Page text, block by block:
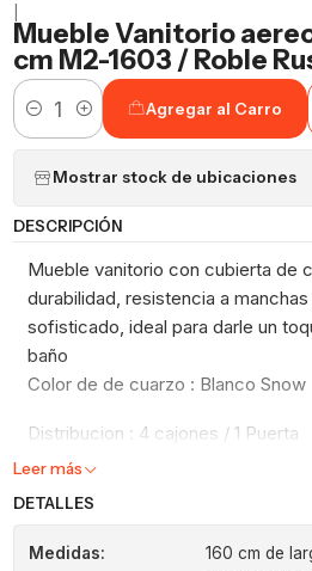
Mueble Vanitorio
cm M2-1603 / Roble
Cantidad
Agregar al Carro
Mostrar stock de ubicaciones
DESCRIPCIÓN
Mueble vanitorio con cubierta de
durabilidad, resistencia a
sofisticado, ideal para darle un
baño
Color de de cuarzo : Blanco Snow
Distribucion : 4 cajones / 1 Puerta
Leer más
DETALLES
Medidas:
160 cm de